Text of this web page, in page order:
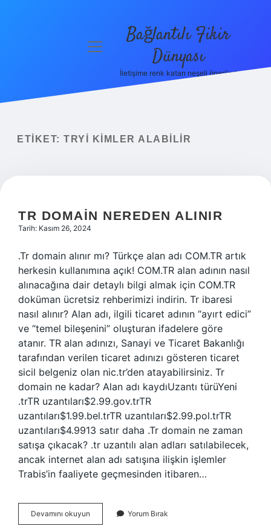
menüyü
Bağlantılı Fikir
Dünyası
İletişime renk katan neşeli öneriler!
ETIKET: TRYI KIMLER ALABILIR
TR DOMAIN NEREDEN ALINIR
Tarih: Kasım 26, 2024
.Tr domain alınır mı? Türkçe alan adı COM.TR artık
herkesin kullanımına açık! COM.TR alan adının nasıl
alınacağına dair detaylı bilgi almak için COM.TR
doküman ücretsiz rehberimizi indirin. Tr ibaresi
nasıl alınır? Alan adı, ilgili ticaret adının “ayırt edici”
ve “temel bileşenini” oluşturan ifadelere göre
atanır. TR alan adınızı, Sanayi ve Ticaret Bakanlığı
tarafından verilen ticaret adınızı gösteren ticaret
sicil belgeniz olan nic.tr’den atayabilirsiniz. Tr
domain ne kadar? Alan adı kaydıUzantı türüYeni
.trTR uzantıları$2.99.gov.trTR
uzantıları$1.99.bel.trTR uzantıları$2.99.pol.trTR
uzantıları$4.9913 satır daha .Tr domain ne zaman
satışa çıkacak? .tr uzantılı alan adları satılabilecek,
ancak internet alan adı satışına ilişkin işlemler
Trabis’in faaliyete geçmesinden itibaren…
Devamını okuyun
Domain
Yorum Bırak